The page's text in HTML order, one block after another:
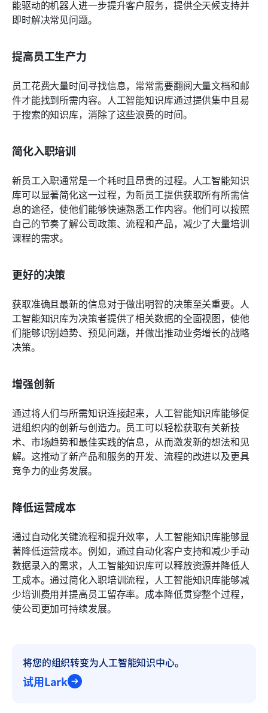
能驱动的机器人进一步提升客户服务，提供全天候支持并
即时解决常见问题。
提高员工生产力
员工花费大量时间寻找信息，常常需要翻阅大量文档和邮
件才能找到所需内容。人工智能知识库通过提供集中且易
于搜索的知识库，消除了这些浪费的时间。
简化入职培训
新员工入职通常是一个耗时且昂贵的过程。人工智能知识
库可以显著简化这一过程，为新员工提供获取所有所需信
息的途径，使他们能够快速熟悉工作内容。他们可以按照
自己的节奏了解公司政策、流程和产品，减少了大量培训
课程的需求。
更好的决策
获取准确且最新的信息对于做出明智的决策至关重要。人
工智能知识库为决策者提供了相关数据的全面视图，使他
们能够识别趋势、预见问题，并做出推动业务增长的战略
决策。
增强创新
通过将人们与所需知识连接起来，人工智能知识库能够促
进组织内的创新与创造力。员工可以轻松获取有关新技
术、市场趋势和最佳实践的信息，从而激发新的想法和见
解。这推动了新产品和服务的开发、流程的改进以及更具
竞争力的业务发展。
降低运营成本
通过自动化关键流程和提升效率，人工智能知识库能够显
著降低运营成本。例如，通过自动化客户支持和减少手动
数据录入的需求，人工智能知识库可以释放资源并降低人
工成本。通过简化入职培训流程，人工智能知识库能够减
少培训费用并提高员工留存率。成本降低贯穿整个过程，
使公司更加可持续发展。
将您的组织转变为人工智能知识中心。
试用Lark